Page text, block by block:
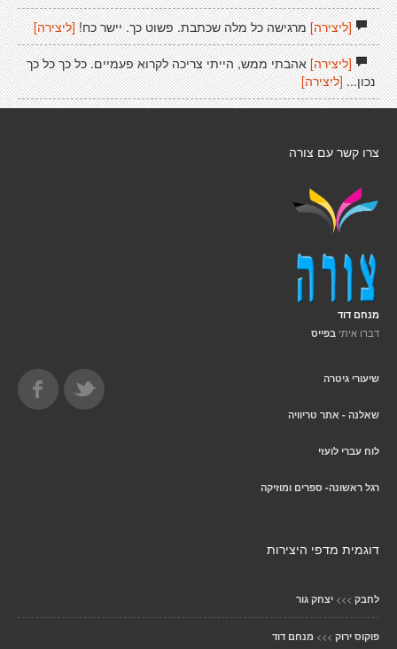
[ליצירה]מרגישה כל מלה שכתבת. פשוט כך. יישר כח! [ליצירה]
[ליצירה]אהבתי ממש, הייתי צריכה לקרוא פעמיים. כל כך כל כך
נכון... [ליצירה]
צרו קשר עם צורה
מנחם דוד
דברו איתי בפייס
שיעורי גיטרה
שאלנה - אתר טריוויה
לוח עברי לועזי
רגל ראשונה- ספרים ומוזיקה
דוגמית מדפי היצירות
לחבק >>> יצחק גור
פוקוס ירוק >>> מנחם דוד